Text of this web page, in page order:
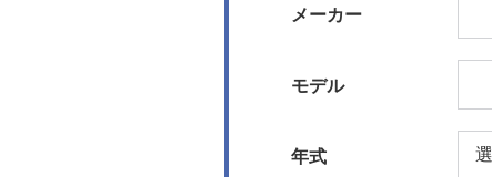
メーカー
モデル
年式